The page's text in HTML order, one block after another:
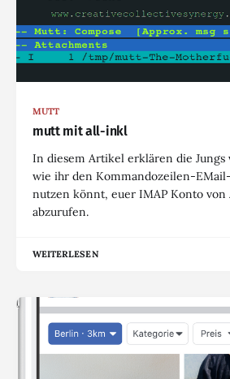
MUTT
mutt mit all-inkl
In diesem Artikel erklären die Jungs
wie ihr den Kommandozeilen-
nutzen könnt, euer IMAP Konto
abzurufen.
WEITERLESEN